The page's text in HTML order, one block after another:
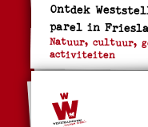
Ontdek
parel in
Natuur, cultuur,
activiteiten